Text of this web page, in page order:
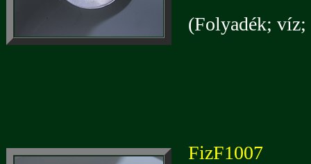
(Folyadék; víz;
FizF1007